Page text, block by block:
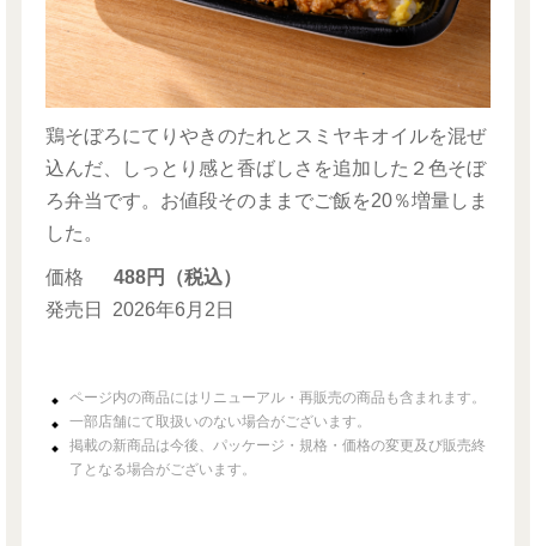
鶏そぼろにてりやきのたれとスミヤキオイルを混ぜ
込んだ、しっとり感と香ばしさを追加した２色そぼ
ろ弁当です。お値段そのままでご飯を20％増量しま
した。
価格
488円（税込）
発売日
2026年6月2日
ページ内の商品にはリニューアル・再販売の商品も含まれます。
一部店舗にて取扱いのない場合がございます。
掲載の新商品は今後、パッケージ・規格・価格の変更及び販売終
了となる場合がございます。